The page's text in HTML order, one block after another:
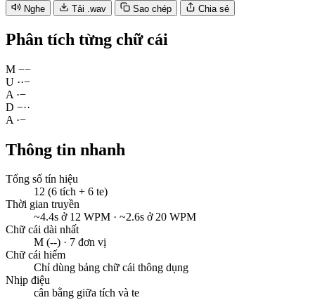
Nghe Tải .wav Sao chép Chia sẻ
Phân tích từng chữ cái
M −−
U ··−
A ·−
D −··
A ·−
Thông tin nhanh
Tổng số tín hiệu
12 (6 tích + 6 te)
Thời gian truyền
~4.4s ở 12 WPM · ~2.6s ở 20 WPM
Chữ cái dài nhất
M (--) · 7 đơn vị
Chữ cái hiếm
Chỉ dùng bảng chữ cái thông dụng
Nhịp điệu
cân bằng giữa tích và te